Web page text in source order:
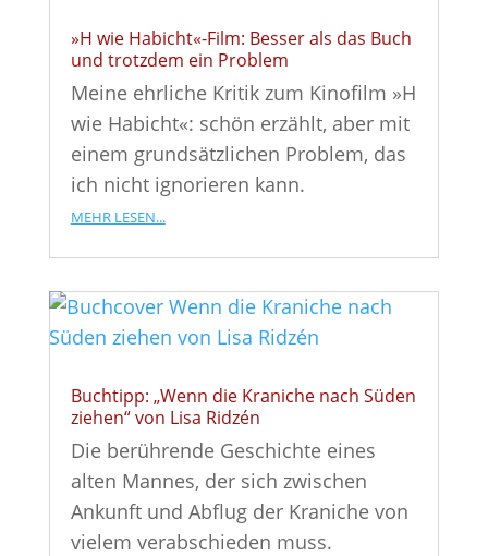
»H wie Habicht«-Film: Besser als das Buch
und trotzdem ein Problem
Meine ehrliche Kritik zum Kinofilm »H
wie Habicht«: schön erzählt, aber mit
einem grundsätzlichen Problem, das
ich nicht ignorieren kann.
mehr lesen...
Buchtipp: „Wenn die Kraniche nach Süden
ziehen“ von Lisa Ridzén
Die berührende Geschichte eines
alten Mannes, der sich zwischen
Ankunft und Abflug der Kraniche von
vielem verabschieden muss.